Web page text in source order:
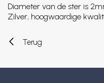
Diameter van de ster is
Zilver, hoogwaardige
Terug